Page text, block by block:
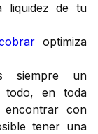
liquidez de tu
optimiza
un
todo, en toda
con
tener una